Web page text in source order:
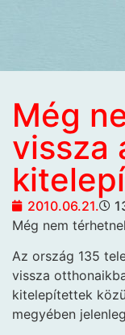
Még
vissza
2010.06.21.
Még nem
Az ország 135
vissza
kitelepítettek
megyében